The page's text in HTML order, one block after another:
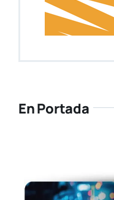
En Portada